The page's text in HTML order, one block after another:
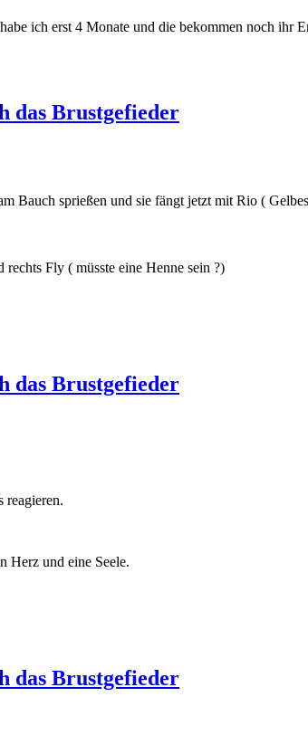
ich erst 4 Monate und die bekommen noch ihr
das Brustgefieder
sprießen und sie fängt jetzt mit Rio (
Fly ( müsste eine Henne sein ?)
das Brustgefieder
reagieren.
Herz und eine Seele.
das Brustgefieder